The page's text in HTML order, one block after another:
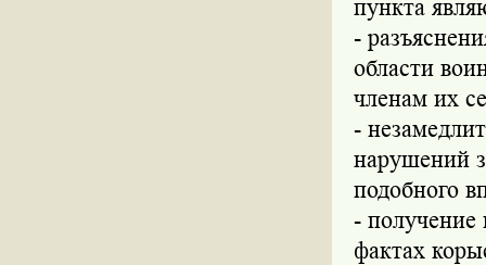
пункта
-
области
членам их
-
нарушений
подобного
-
фактах